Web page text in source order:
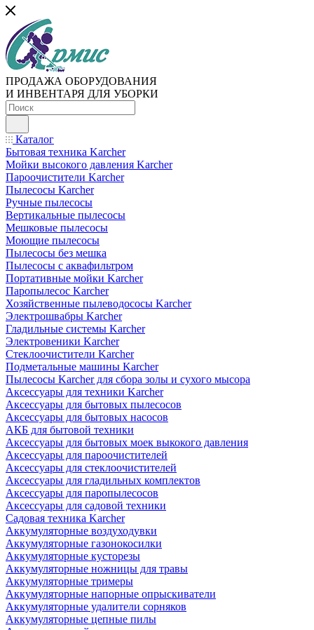
ПРОДАЖА ОБОРУДОВАНИЯ
И ИНВЕНТАРЯ ДЛЯ УБОРКИ
Каталог
Бытовая техника Karcher
Мойки высокого давления Karcher
Пароочистители Karcher
Пылесосы Karcher
Ручные пылесосы
Вертикальные пылесосы
Мешковые пылесосы
Моющие пылесосы
Пылесосы без мешка
Пылесосы с аквафильтром
Портативные мойки Karcher
Паропылесос Karcher
Хозяйственные пылеводососы Karcher
Электрошвабры Karcher
Гладильные системы Karcher
Электровеники Karcher
Стеклоочистители Karcher
Подметальные машины Karcher
Пылесосы Karcher для сбора золы и сухого мысора
Аксессуары для техники Karcher
Аксессуары для бытовых пылесосов
Аксессуары для бытовых насосов
АКБ для бытовой техники
Аксессуары для бытовых моек выкокого давления
Аксессуары для пароочистителей
Аксессуары для стеклоочистителей
Аксессуары для гладильных комплектов
Аксессуары для паропылесосов
Аксессуары для садовой техники
Садовая техника Karcher
Аккумуляторные воздуходувки
Аккумуляторные газонокосилки
Аккумуляторные кусторезы
Аккумуляторные ножницы для травы
Аккумуляторные тримеры
Аккумуляторные напорные опрыскиватели
Аккумуляторные удалители сорняков
Аккумуляторные цепные пилы